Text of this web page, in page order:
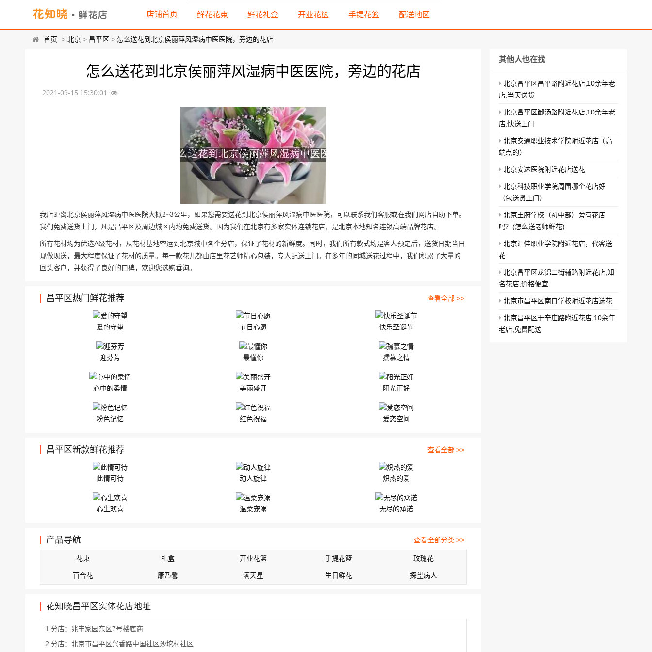
店铺首页 鲜花花束 鲜花礼盒 开业花篮 手提花篮 配送地区
首页 > 北京 > 昌平区 > 怎么送花到北京侯丽萍风湿病中医医院，旁边的花店
怎么送花到北京侯丽萍风湿病中医医院，旁边的花店
2021-09-15 15:30:01
我店距离北京侯丽萍风湿病中医医院大概2~3公里，如果您需要送花到北京侯丽萍风湿病中医医院，可以联系我们客服或在我们网店自助下单。
我们免费送货上门，凡是昌平区及周边城区内均免费送货。因为我们在北京有多家实体连锁花店，是北京本地知名连锁高端品牌花店。
所有花材均为优选A级花材，从花材基地空运到北京城中各个分店，保证了花材的新鲜度。同时，我们所有款式均是客人预定后，送货日期当日
现做现送，最大程度保证了花材的质量。每一款花儿都由店里花艺师精心包装，专人配送上门。在多年的同城送花过程中，我们积累了大量的
回头客户，并获得了良好的口碑，欢迎您选购垂询。
昌平区热门鲜花推荐 查看全部 >>
爱的守望 节日心愿 快乐圣诞节
迎芬芳 最懂你 孺慕之情
心中的柔情 美丽盛开 阳光正好
粉色记忆 红色祝福 爱恋空间
昌平区新款鲜花推荐 查看全部 >>
此情可待 动人旋律 炽热的爱
心生欢喜 温柔宠溺 无尽的承诺
产品导航 查看全部分类 >>
花束 礼盒 开业花篮 手提花篮 玫瑰花
百合花 康乃馨 满天星 生日鲜花 探望病人
花知晓昌平区实体花店地址
1 分店：兆丰家园东区7号楼底商
2 分店：北京市昌平区兴香路中国社区沙坨村社区
其他人也在找
北京昌平区昌平路附近花店,10余年老
店,当天送货
北京昌平区御汤路附近花店,10余年老
店,快送上门
北京交通职业技术学院附近花店（高
端点的）
北京安达医院附近花店送花
北京科技职业学院周围哪个花店好
（包送货上门）
北京王府学校（初中部）旁有花店
吗？(怎么送老师鲜花)
北京汇佳职业学院附近花店，代客送
花
北京昌平区龙锦二街辅路附近花店,知
名花店,价格便宜
北京市昌平区南口学校附近花店送花
北京昌平区于辛庄路附近花店,10余年
老店,免费配送